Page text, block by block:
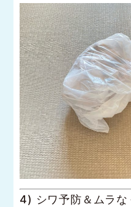
4) シワ予防＆ムラ